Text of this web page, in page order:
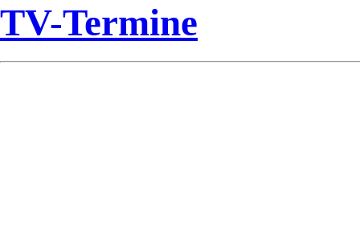
TV-Termine